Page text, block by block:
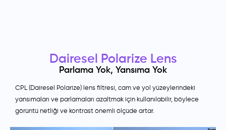
Dairesel Polarize Lens
Parlama Yok, Yansıma Yok
CPL (Dairesel Polarize) lens filtresi, cam ve yol yüzeylerindeki
yansımaları ve parlamaları azaltmak için kullanılabilir, böylece
görüntü netliği ve kontrast önemli ölçüde artar.